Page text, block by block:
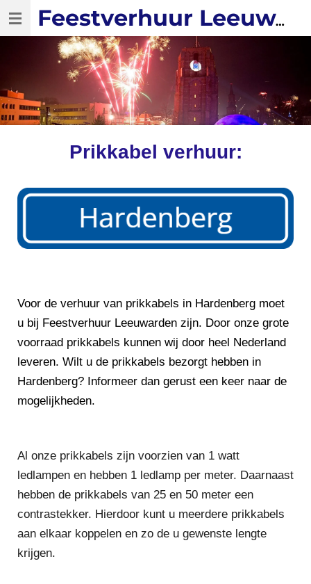
Ga
hoofdinhoud
Feestverhuur Leeuwarden
Prikkabel verhuur:
Voor de verhuur van prikkabels in Hardenberg moet
u bij Feestverhuur Leeuwarden zijn. Door onze grote
voorraad prikkabels kunnen wij door heel Nederland
leveren. Wilt u de prikkabels bezorgt hebben in
Hardenberg? Informeer dan gerust een keer naar de
mogelijkheden.
Al onze prikkabels zijn voorzien van 1 watt
ledlampen en hebben 1 ledlamp per meter. Daarnaast
hebben de prikkabels van 25 en 50 meter een
contrastekker. Hierdoor kunt u meerdere prikkabels
aan elkaar koppelen en zo de u gewenste lengte
krijgen.